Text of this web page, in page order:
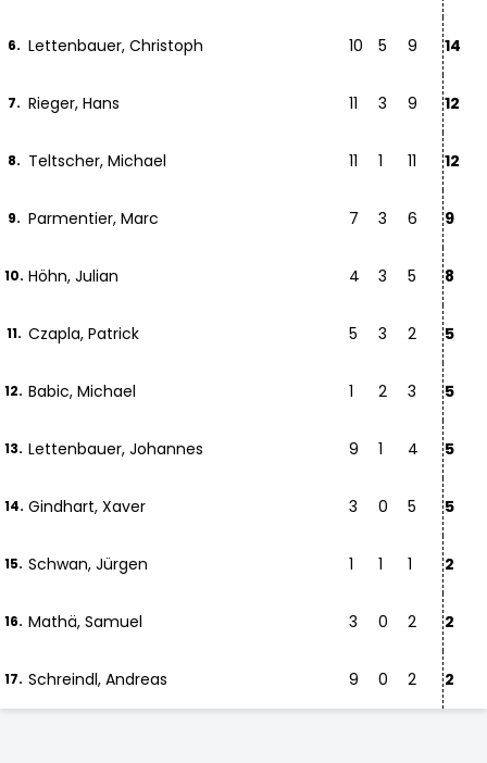
6. Lettenbauer, Christoph 10 5 9 14
7. Rieger, Hans 11 3 9 12
8. Teltscher, Michael 11 1 11 12
9. Parmentier, Marc 7 3 6 9
10. Höhn, Julian 4 3 5 8
11. Czapla, Patrick 5 3 2 5
12. Babic, Michael 1 2 3 5
13. Lettenbauer, Johannes 9 1 4 5
14. Gindhart, Xaver 3 0 5 5
15. Schwan, Jürgen 1 1 1 2
16. Mathä, Samuel 3 0 2 2
17. Schreindl, Andreas 9 0 2 2